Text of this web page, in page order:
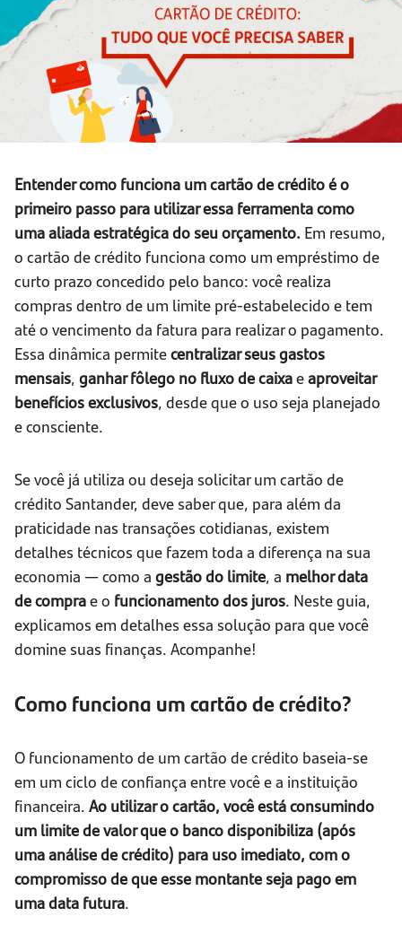
Entender como funciona um cartão de crédito é o
primeiro passo para utilizar essa ferramenta como
uma aliada estratégica do seu orçamento. Em resumo,
o cartão de crédito funciona como um empréstimo de
curto prazo concedido pelo banco: você realiza
compras dentro de um limite pré-estabelecido e tem
até o vencimento da fatura para realizar o pagamento.
Essa dinâmica permitecentralizar seus gastos
mensais, ganhar fôlego no fluxo de caixaeaproveitar
benefícios exclusivos, desde que o uso seja planejado
e consciente.
Se você já utiliza ou deseja solicitar um cartão de
crédito Santander, deve saber que, para além da
praticidade nas transações cotidianas, existem
detalhes técnicos que fazem toda a diferença na sua
economia — como a gestão do limite, a melhor data
de comprae o funcionamento dos juros. Neste guia,
explicamos em detalhes essa solução para que você
domine suas finanças. Acompanhe!
Como funciona um cartão de crédito?
O funcionamento de um cartão de crédito baseia-se
em um ciclo de confiança entre você e a instituição
financeira. Ao utilizar o cartão, você está consumindo
um limite de valor que o banco disponibiliza (após
uma análise de crédito) para uso imediato, com o
compromisso de que esse montante seja pago em
uma data futura.